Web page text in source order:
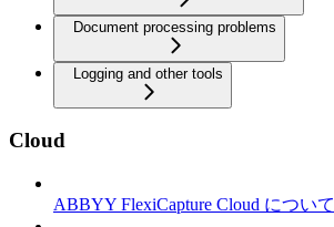
Document processing problems
Logging and other tools
Cloud
ABBYY FlexiCapture Cloud について